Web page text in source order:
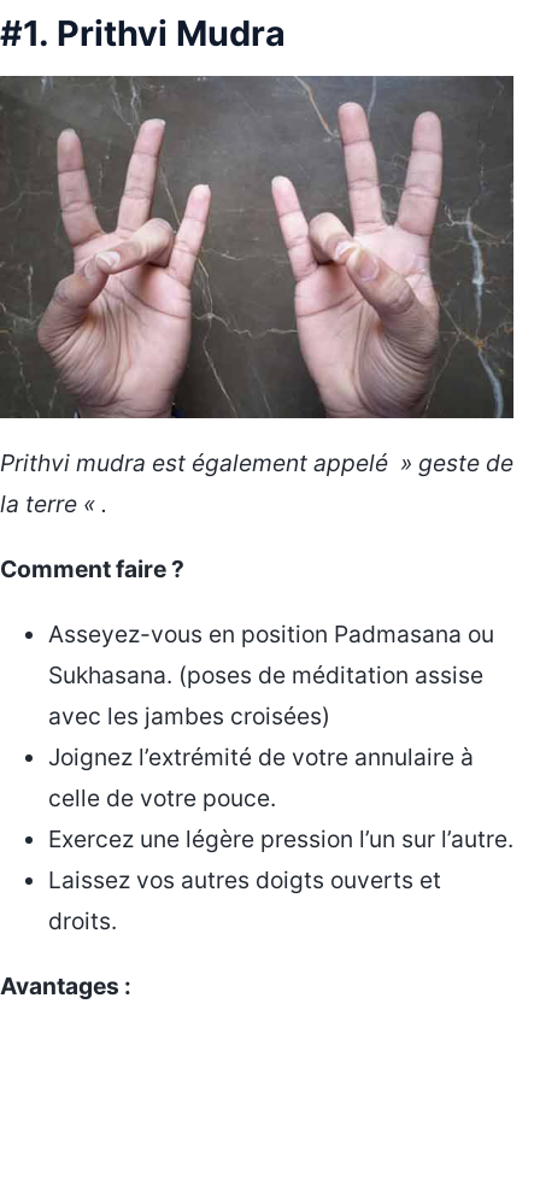
#1. Prithvi Mudra
Prithvi mudra est également appelé » geste de
la terre « .
Comment faire ?
Asseyez-vous en position Padmasana ou
Sukhasana. (poses de méditation assise
avec les jambes croisées)
Joignez l’extrémité de votre annulaire à
celle de votre pouce.
Exercez une légère pression l’un sur l’autre.
Laissez vos autres doigts ouverts et
droits.
Avantages :